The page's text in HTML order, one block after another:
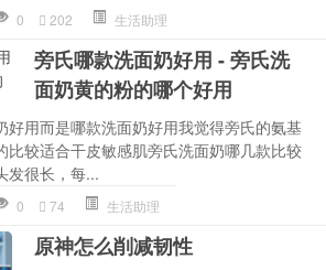
0 202 生活助理
旁氏哪款洗面奶好用 - 旁氏洗
面奶黄的粉的哪个好用
好用而是哪款洗面奶好用我觉得旁氏的氨基
比较适合干皮敏感肌旁氏洗面奶哪几款比较
发很长，每...
0 74 生活助理
原神怎么削减韧性